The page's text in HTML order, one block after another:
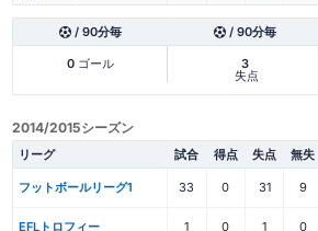
/ 90分毎 / 90分毎
0ゴール 3
失点
2014/2015シーズン
リーグ 試合 得点 失点 無失
フットボールリーグ1 33 0 31 9
EFLトロフィー 1 0 1 0